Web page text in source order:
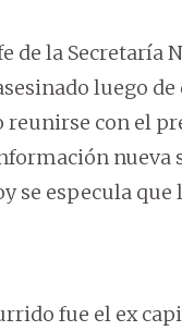
de la Secretaría
luego
con el
nueva
se especula
fue el ex